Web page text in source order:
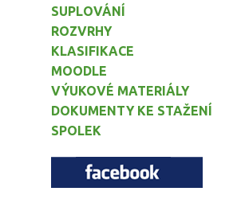
SUPLOVÁNÍ
ROZVRHY
KLASIFIKACE
MOODLE
VÝUKOVÉ MATERIÁLY
DOKUMENTY KE STAŽENÍ
SPOLEK